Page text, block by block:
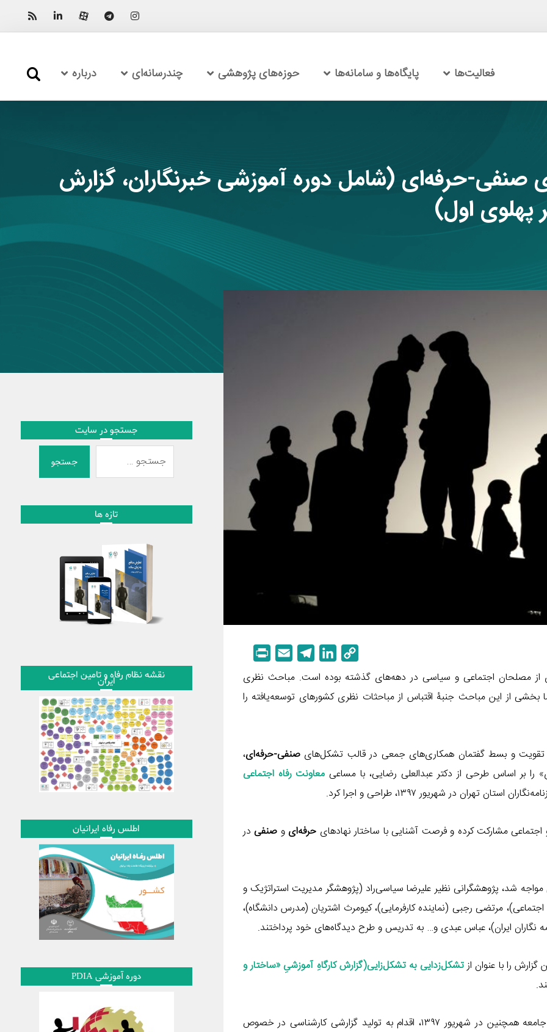
فعالیت‌ها پایگاه‌ها و سامانه‌ها حوزه‌های پژوهشی چندرسانه‌ای درباره
صنفی-حرفه‌ای (شامل دوره آموزشی خبرنگاران، گزارش
پهلوی اول)
p
y
n
k
i
k
I
n
e
a
m
m
i
i
n
از مصلحان اجتماعی و سیاسی در دهه‌های گذشته بوده است. مباحث نظری
از این مباحث جنبۀ اقتباس از مباحثات نظری کشورهای توسعه‌یافته را
و بسط گفتمان همکاری‌های جمعی در قالب تشکل‌هایصنفی-حرفه‌ای،
بر اساس طرحی از دکتر عبدالعلی رضایی، با مساعی معاونت رفاه اجتماعی
تهران در شهریور ۱۳۹۷، طراحی و اجرا کرد.
مشارکت کرده و فرصت آشنایی با ساختار نهادهای حرفه‌ای و صنفیدر
مواجه شد، پژوهشگرانی نظیر علیرضا سیاسی‌راد (پژوهشگر مدیریت استراتژیک و
مرتضی رجبی (نماینده کارفرمایی)، کیومرث اشتریان (مدرس دانشگاه)،
ایران)، عباس عبدی و… به تدریس و طرح دیدگاه‌های خود پرداختند.
را با عنوان ازتشکل‌زدایی به تشکل‌زایی(گزارش کارگاهِ آموزشیِ «ساختار و
در رابطه با دوره آموزشی فوق، مرکز توانمندسازی حاکمیت و جامعه همچنین در شهریور ۱۳۹۷، اقدام به تولید گزارشی کارشناسی در خصوص
جستجو در سایت
جستجو
تازه ها
نقشه نظام رفاه و تامین اجتماعی
ایران
اطلس رفاه ایرانیان
دوره آموزشی PDIA